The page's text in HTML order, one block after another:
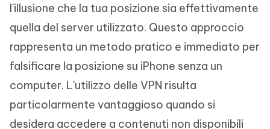
l'illusione che la tua posizione sia effettivamente
quella del server utilizzato. Questo approccio
rappresenta un metodo pratico e immediato per
falsificare la posizione su iPhone senza un
computer. L'utilizzo delle VPN risulta
particolarmente vantaggioso quando si
desidera accedere a contenuti non disponibili